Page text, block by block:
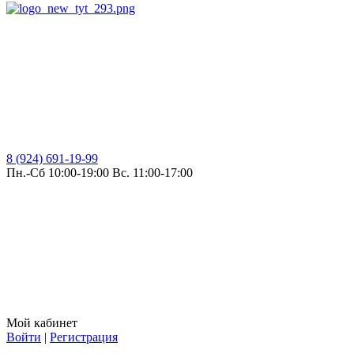
8 (924) 691-19-99
Пн.-Сб 10:00-19:00 Вс. 11:00-17:00
Мой кабинет
Войти | Регистрация